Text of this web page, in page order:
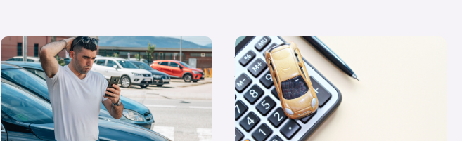
¿Qué diferencias hay entre coche nuevo,
coche de stock y coche de Km 0? Resolvemos
tus dudas
Quiero un coche nuevo… ¿lo pago al contado
o financio su compra?